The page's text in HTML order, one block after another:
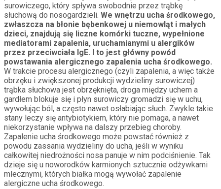
surowiczego, który spływa swobodnie przez trąbkę
słuchową do nosogardzieli. We wnętrzu ucha środkowego,
zwłaszcza na błonie bębenkowej u niemowląt i małych
dzieci, znajdują się liczne komórki tuczne, wypełnione
mediatorami zapalenia, uruchamianymi u alergików
przez przeciwciała IgE. I to jest główny powód
powstawania alergicznego zapalenia ucha środkowego.
W trakcie procesu alergicznego (czyli zapalenia, a więc także
obrzęku i zwiększonej produkcji wydzieliny surowiczej)
trąbka słuchowa jest obrzęknięta, droga między uchem a
gardłem blokuje się i płyn surowiczy gromadzi się w uchu,
wywołując ból, a często nawet osłabiając słuch. Zwykle takie
stany leczy się antybiotykiem, który nie pomaga, a nawet
niekorzystanie wpływa na dalszy przebieg choroby.
Zapalenie ucha środkowego może powstać również z
powodu zassania wydzieliny do ucha, jeśli w wyniku
całkowitej niedrożności nosa panuje w nim podciśnienie. Tak
dzieje się u noworodków karmionych sztucznie odżywkami
mlecznymi, których białka mogą wywołać zapalenie
alergiczne ucha środkowego.